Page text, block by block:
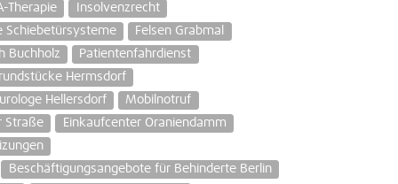
Therapie
Insolvenzrecht
Schiebetürsysteme
Felsen Grabmal
Buchholz
Patientenfahrdienst
Hermsdorf
Hellersdorf
Mobilnotruf
Straße
Einkaufcenter Oraniendamm
Beschäftigungsangebote für Behinderte Berlin